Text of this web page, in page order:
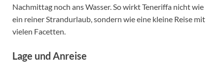
Nachmittag noch ans Wasser. So wirkt Teneriffa nicht wie
ein reiner Strandurlaub, sondern wie eine kleine Reise mit
vielen Facetten.
Lage und Anreise